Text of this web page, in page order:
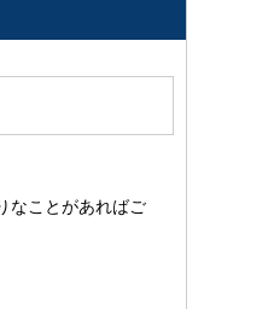
なことがあればご